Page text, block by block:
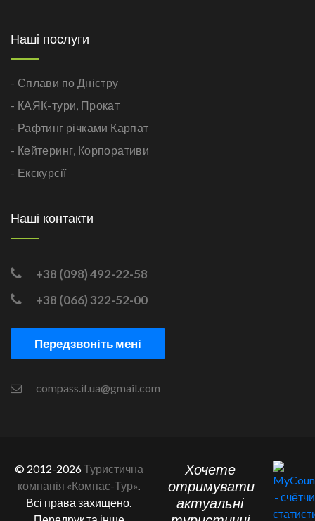
Наші послуги
- Сплави по Дністру
- КАЯК-тури, Прокат
- Рафтинг річками Карпат
- Кейтеринг, Корпоративи
- Екскурсії
Наші контакти
+38 (098) 492-22-58
+38 (066) 322-52-00
Передзвоніть мені
compass.if.ua@gmail.com
© 2012-2026Туристична
компанія «Компас-Тур».
Всі права захищено.
Хочете
отримувати
актуальні